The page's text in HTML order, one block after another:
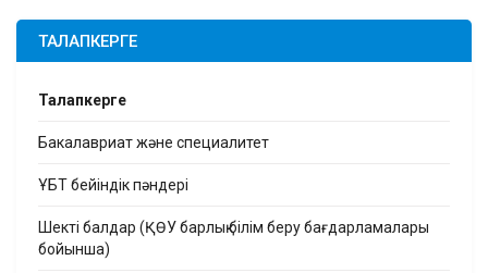
ТАЛАПКЕРГЕ
Талапкерге
Бакалавриат және специалитет
ҰБТ бейіндік пәндері
Шекті балдар (ҚӨУ барлық білім беру бағдарламалары
бойынша)